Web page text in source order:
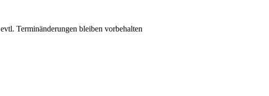
evtl. Terminänderungen bleiben vorbehalten